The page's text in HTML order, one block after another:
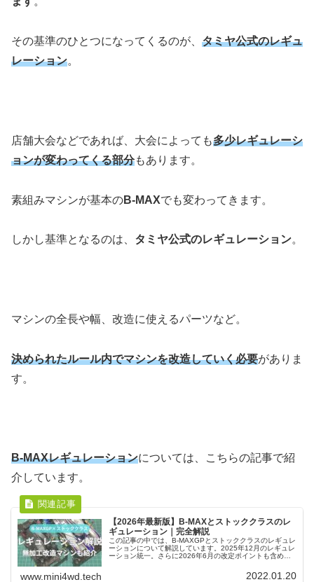
その基準のひとつになってくるのが、 タミヤ公式のレギュ
レーション。
店舗大会などであれば、大会によっても多少レギュレーシ
ョンが変わってくる部分もあります。
素組みマシンが基本のB-MAXでも変わってきます。
しかし基準となるのは、 タミヤ公式のレギュレーション。
マシンの全長や幅、改造に使えるパーツなど。
決められたルール内でマシンを改造していく必要がありま
す。
B-MAXレギュレーションについては、こちらの記事で紹
介しています。
【2026年最新版】B-MAXとストッククラスのレ
ギュレーション｜完全解説
この記事の中では、B-MAXGPとストッククラスのレギュレ
ーションについて解説しています。2025年12月のレギュレ
ーション統一。さらに2026年6月の改定ポイントも含め
www.mini4wd.tech 2022.01.20